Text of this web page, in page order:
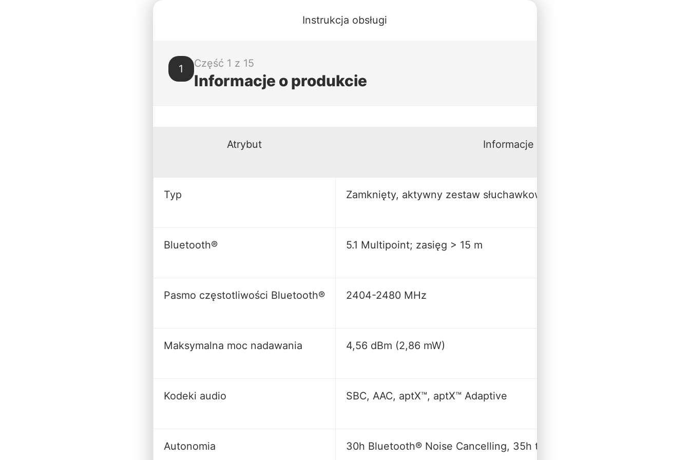
Instrukcja obsługi
1 Część 1 z 15
Informacje o produkcie
Atrybut Informacje
Typ Zamknięty, aktywny zestaw słuchawkowy, redukcja szumów
Bluetooth® 5.1 Multipoint; zasięg > 15 m
Pasmo częstotliwości Bluetooth® 2404-2480 MHz
Maksymalna moc nadawania 4,56 dBm (2,86 mW)
Kodeki audio SBC, AAC, aptX™, aptX™ Adaptive
Autonomia 30h Bluetooth® Noise Cancelling, 35h tryb jack, 42h tryb USB DAC